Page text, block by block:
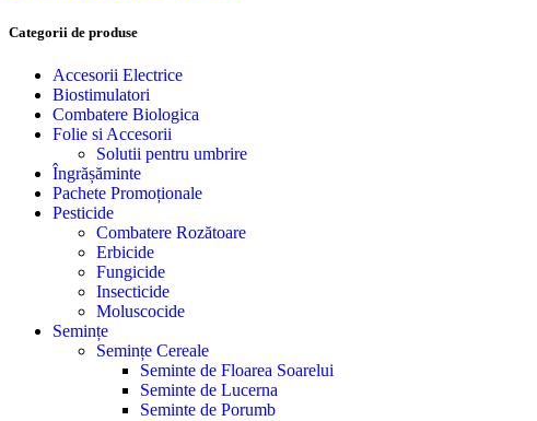
Categorii de produse
Accesorii Electrice
Biostimulatori
Combatere Biologica
Folie si Accesorii
Solutii pentru umbrire
Îngrășăminte
Pachete Promoționale
Pesticide
Combatere Rozătoare
Erbicide
Fungicide
Insecticide
Moluscocide
Semințe
Semințe Cereale
Seminte de Floarea Soarelui
Seminte de Lucerna
Seminte de Porumb